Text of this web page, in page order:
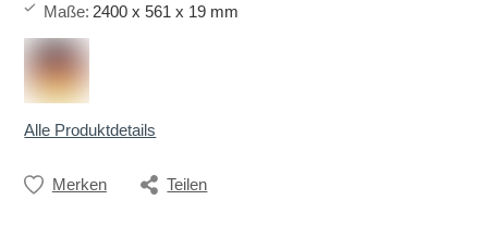
Maße: 2400 x 561 x 19 mm
Alle Produktdetails
Merken Teilen